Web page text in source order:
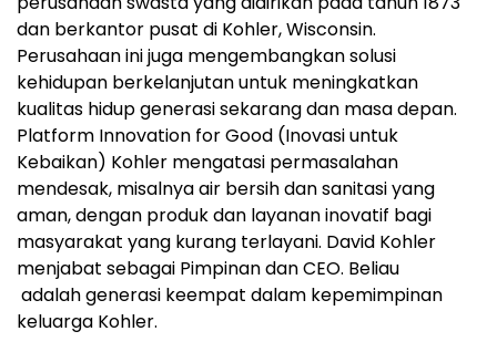
dan berkantor pusat di Kohler, Wisconsin.
Perusahaan ini juga mengembangkan solusi
kehidupan berkelanjutan untuk meningkatkan
kualitas hidup generasi sekarang dan masa depan.
Platform Innovation for Good (Inovasi untuk
Kebaikan) Kohler mengatasi permasalahan
mendesak, misalnya air bersih dan sanitasi yang
aman, dengan produk dan layanan inovatif bagi
masyarakat yang kurang terlayani. David Kohler
menjabat sebagai Pimpinan dan CEO. Beliau
adalah generasi keempat dalam kepemimpinan
keluarga Kohler.